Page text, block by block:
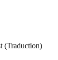
(Traduction)